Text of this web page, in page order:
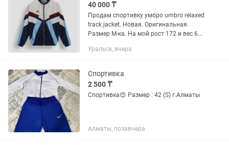
40 000 ₸
Продам спортивку умбро umbro relaxed
track jacket. Новая. Оригинальная.
Размер М-ка. На мой рост 172 и вес 60
Уральск, вчера
Спортивка
2 500 ₸
Спортивка😍 Размер : 42 (S) г.Алматы
Алматы, позавчера